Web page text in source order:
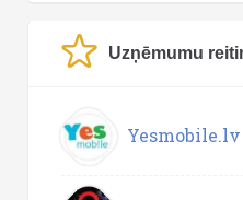
Uzņēmumu
Yesmobile.lv